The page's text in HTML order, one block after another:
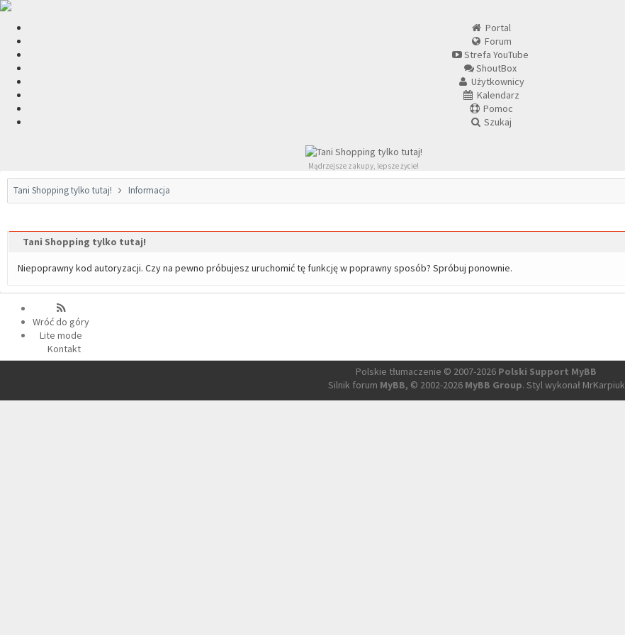
Portal
Forum
Strefa YouTube
ShoutBox
Użytkownicy
Kalendarz
Pomoc
Szukaj
Mądrzejsze zakupy, lepsze życie!
Tani Shopping tylko tutaj! Informacja
Tani Shopping tylko tutaj!
Niepoprawny kod autoryzacji. Czy na pewno próbujesz uruchomić tę funkcję w poprawny sposób? Spróbuj ponownie.
Wróć do góry
Lite mode
Kontakt
Polskie tłumaczenie © 2007-2026 Polski Support MyBB
Silnik forum MyBB, © 2002-2026 MyBB Group. Styl wykonał MrKarpiuk